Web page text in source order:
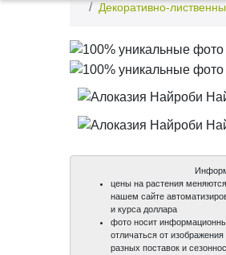
Декоративно-
цены на растения
нашем сайте
и курса доллара
фото носит
отличаться от
разных поставок и